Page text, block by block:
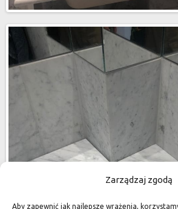
Zarządzaj zgodą
Aby zapewnić jak najlepsze wrażenia,